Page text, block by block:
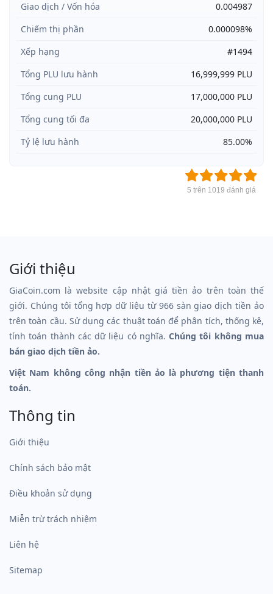
Giao dịch / Vốn hóa
0.004987
Chiếm thị phần
0.000098%
Xếp hạng
#1494
Tổng PLU lưu hành
16,999,999 PLU
Tổng cung PLU
17,000,000 PLU
Tổng cung tối đa
20,000,000 PLU
Tỷ lệ lưu hành
85.00%
5 trên 1019 đánh giá
Giới thiệu
GiaCoin.com là website cập nhật giá tiền ảo trên toàn thế
giới. Chúng tôi tổng hợp dữ liệu từ 966 sàn giao dịch tiền ảo
trên toàn cầu. Sử dụng các thuật toán để phân tích, thống kê,
tính toán thành các dữ liệu có nghĩa.Chúng tôi không mua
bán giao dịch tiền ảo.
Việt Nam không công nhận tiền ảo là phương tiện thanh
toán.
Thông tin
Giới thiệu
Chính sách bảo mật
Điều khoản sử dụng
Miễn trừ trách nhiệm
Liên hệ
Sitemap